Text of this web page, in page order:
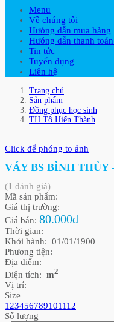
Menu
Về chúng tôi
Hướng dẫn mua hàng
Hướng dẫn thanh
Tin tức
Tuyển dụng
Liên hệ
Trang chủ
Sản phẩm
Đồng phục học sinh
TH Tô Hiến Thành
Click để phóng to ảnh
VÁY BS BÌNH
(1 đánh giá)
Mã sản phẩm:
Giá thị trường:
Giá bán: 80.000đ
Thời gian:
Khởi hành: 01/01/1900
Phương tiện:
Địa điểm:
Diện tích: m2
Vị trí:
Size
1 23456789101112
Số lượng